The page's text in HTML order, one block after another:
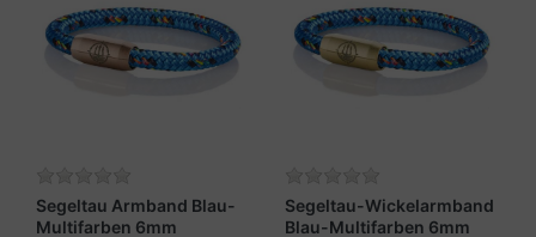
Segeltau Armband Blau-
Multifarben 6mm
Segeltau-Wickelarmband
Blau-Multifarben 6mm